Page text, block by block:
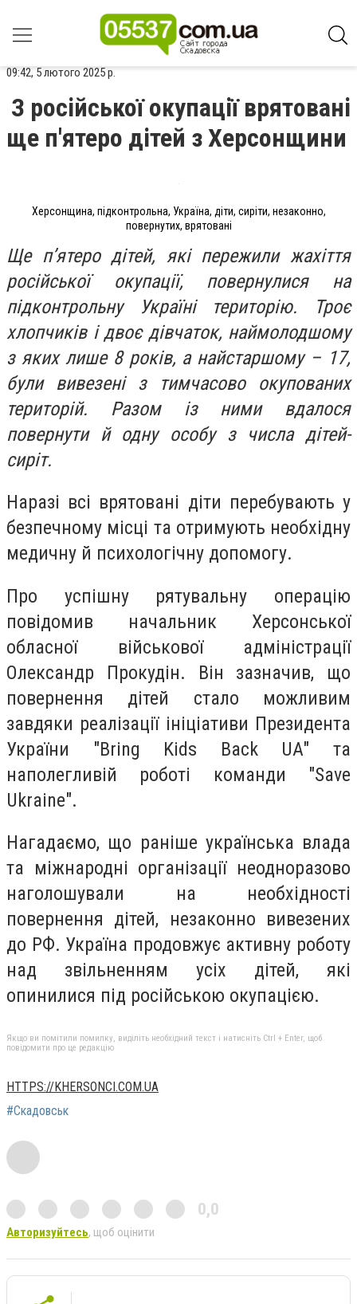
09:42, 5 лютого 2025 р.
З російської окупації врятовані
ще п'ятеро дітей з Херсонщини
Херсонщина, підконтрольна, Україна, діти, сиріти, незаконно,
повернутих, врятовані
Ще п’ятеро дітей, які пережили жахіття
російської окупації, повернулися на
підконтрольну Україні територію. Троє
хлопчиків і двоє дівчаток, наймолодшому
з яких лише 8 років, а найстаршому – 17,
були вивезені з тимчасово окупованих
територій. Разом із ними вдалося
повернути й одну особу з числа дітей-
сиріт.
Наразі всі врятовані діти перебувають у
безпечному місці та отримують необхідну
медичну й психологічну допомогу.
Про успішну рятувальну операцію
повідомив начальник Херсонської
обласної військової адміністрації
Олександр Прокудін. Він зазначив, що
повернення дітей стало можливим
завдяки реалізації ініціативи Президента
України "Bring Kids Back UA" та
наполегливій роботі команди "Save
Ukraine".
Нагадаємо, що раніше українська влада
та міжнародні організації неодноразово
наголошували на необхідності
повернення дітей, незаконно вивезених
до РФ. Україна продовжує активну роботу
над звільненням усіх дітей, які
опинилися під російською окупацією.
Якщо ви помітили помилку, виділіть необхідний текст і натисніть Ctrl + Enter, щоб
повідомити про це редакцію
HTTPS://KHERSONCI.COM.UA
#Скадовськ
0,0
Авторизуйтесь, щоб оцінити